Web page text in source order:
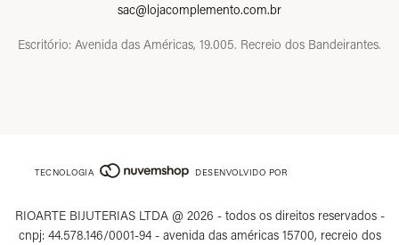
sac@lojacomplemento.com.br
Escritório: Avenida das Américas, 19.005. Recreio dos Bandeirantes.
TECNOLOGIA DESENVOLVIDO POR
RIOARTE BIJUTERIAS LTDA @ 2026 - todos os direitos reservados -
cnpj: 44.578.146/0001-94 - avenida das américas 15700, recreio dos